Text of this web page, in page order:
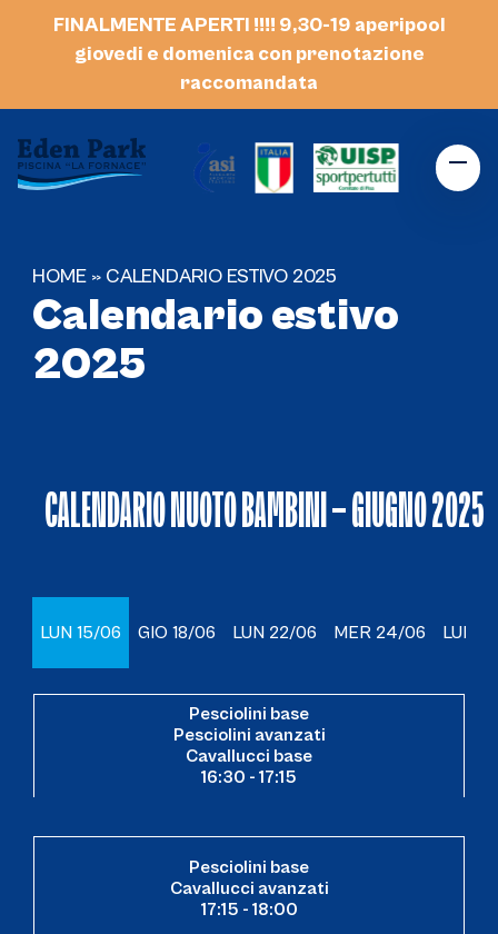
FINALMENTE APERTI !!!! 9,30-19 aperipool
giovedi e domenica con prenotazione
raccomandata
HOME » CALENDARIO ESTIVO 2025
Calendario estivo
2025
CALENDARIO NUOTO BAMBINI – GIUGNO 2025
LUN 15/06 GIO 18/06 LUN 22/06 MER 24/06 LUN
Pesciolini base
Pesciolini avanzati
Cavallucci base
16:30 - 17:15
Pesciolini base
Cavallucci avanzati
17:15 - 18:00